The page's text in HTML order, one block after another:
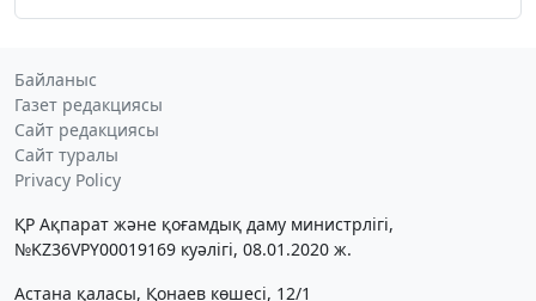
Байланыс
Газет редакциясы
Сайт редакциясы
Сайт туралы
Privacy Policy
ҚР Ақпарат және қоғамдық даму министрлігі,
№KZ36VPY00019169 куәлігі, 08.01.2020 ж.
Астана қаласы, Қонаев көшесі, 12/1